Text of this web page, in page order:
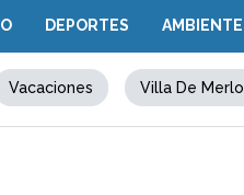
DEPORTES AMBIENTE
Vacaciones Villa De Merlo